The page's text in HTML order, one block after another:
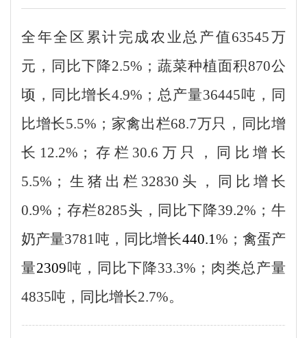
全年全区累计完成农业总产值63545万
元，同比下降2.5% ；蔬菜种植面积870公
顷，同比增长4.9% ；总产量36445吨，同
比增长5.5% ；家禽出栏68.7万只，同比增
长 12.2% ；存栏 30.6 万只，同比增长
5.5% ；生猪出栏 32830 头，同比增长
0.9% ；存栏8285头，同比下降39.2% ；牛
奶产量3781吨，同比增长440.1% ；禽蛋产
量2309吨，同比下降33.3% ；肉类总产量
4835吨，同比增长2.7%。